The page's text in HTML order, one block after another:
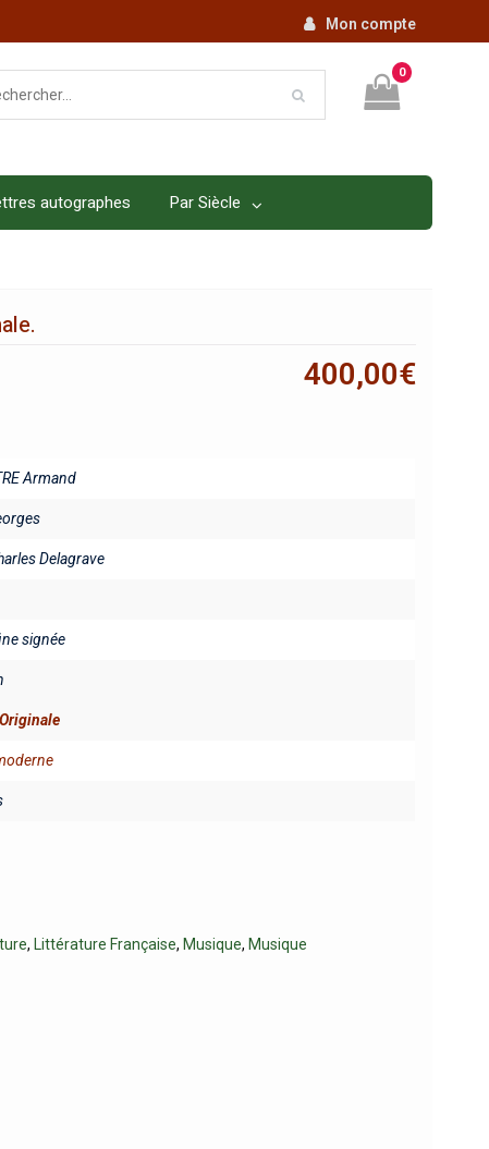
Mon compte
0
autographes Par Siècle
400,00€
Armand
Delagrave
signée
, Littérature Française, Musique, Musique